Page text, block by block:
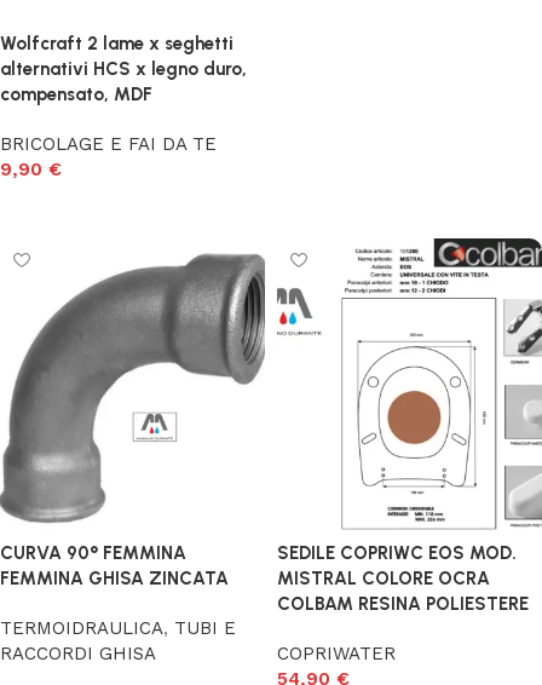
Wolfcraft 2 lame x seghetti
alternativi HCS x legno duro,
compensato, MDF
BRICOLAGE E FAI DA TE
9,90 €
CURVA 90° FEMMINA
FEMMINA GHISA ZINCATA
TERMOIDRAULICA, TUBI E
RACCORDI GHISA
SEDILE COPRIWC EOS MOD.
MISTRAL COLORE OCRA
COLBAM RESINA POLIESTERE
COPRIWATER
54,90 €